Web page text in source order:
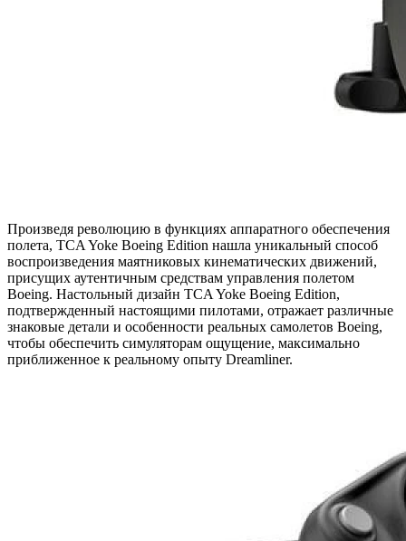
Произведя революцию в функциях аппаратного обеспечения
полета, TCA Yoke Boeing Edition нашла уникальный способ
воспроизведения маятниковых кинематических движений,
присущих аутентичным средствам управления полетом
Boeing. Настольный дизайн TCA Yoke Boeing Edition,
подтвержденный настоящими пилотами, отражает различные
знаковые детали и особенности реальных самолетов Boeing,
чтобы обеспечить симуляторам ощущение, максимально
приближенное к реальному опыту Dreamliner.